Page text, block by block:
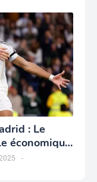
: Le
économique
-